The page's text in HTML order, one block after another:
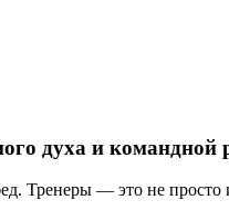
духа и командной
Тренеры — это не